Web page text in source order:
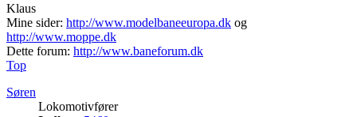
Klaus
Mine sider: http://www.modelbaneeuropa.dk og
http://www.moppe.dk
Dette forum: http://www.baneforum.dk
Top
Søren
Lokomotivfører